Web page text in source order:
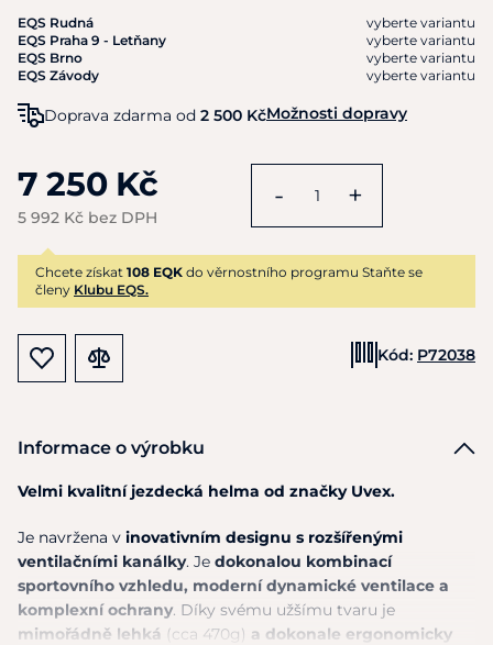
EQS Rudná
vyberte variantu
EQS Praha 9 - Letňany
vyberte variantu
EQS Brno
vyberte variantu
EQS Závody
vyberte variantu
Doprava zdarma od 2 500 KčMožnosti dopravy
7 250 Kč
5 992 Kč bez DPH
- +
Chcete získat 108 EQK do věrnostního programu Staňte se
členy Klubu EQS.
Kód: P72038
Informace o výrobku
Velmi kvalitní jezdecká helma od značky Uvex.
Je navržena v inovativním designu s rozšířenými
ventilačními kanálky. Je dokonalou kombinací
sportovního vzhledu, moderní dynamické ventilace a
komplexní ochrany. Díky svému užšímu tvaru je
mimořádně lehká (cca 470g) a dokonale ergonomicky